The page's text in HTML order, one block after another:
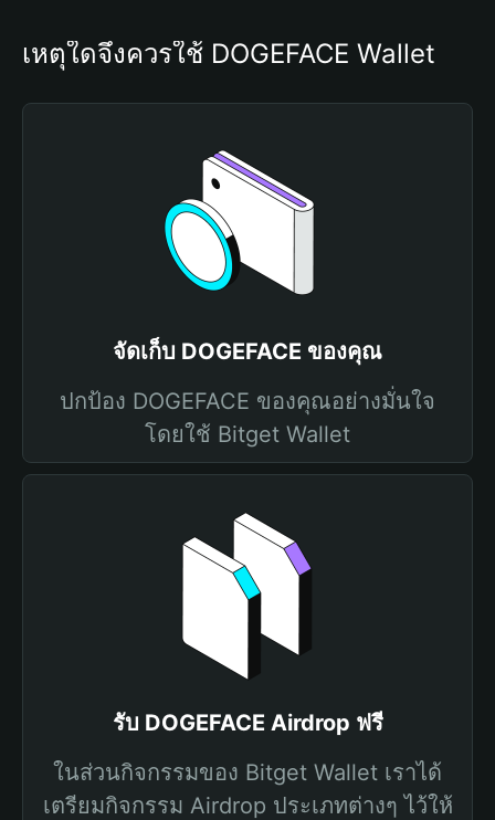
เหตุใดจึงควรใช้ DOGEFACE Wallet
จัดเก็บ DOGEFACE ของคุณ
ปกป้อง DOGEFACE ของคุณอย่างมั่นใจ
โดยใช้ Bitget Wallet
รับ DOGEFACE Airdrop ฟรี
ในส่วนกิจกรรมของ Bitget Wallet เราได้
เตรียมกิจกรรม Airdrop ประเภทต่างๆ ไว้ให้